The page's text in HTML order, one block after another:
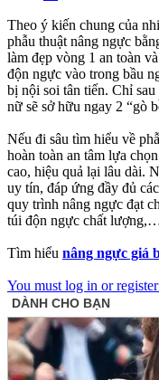
Theo ý kiến chung của
phẫu thuật nâng ngực
làm đẹp vòng 1 an toàn
độn ngực vào trong bầu
bị nội soi tân tiến. Chỉ
nữ sẽ sở hữu ngay 2 “gò
Nếu đi sâu tìm hiểu về
hoàn toàn an tâm lựa
cao, hiệu quả lại lâu dài.
uy tín, đáp ứng đầy đủ
quy trình nâng ngực đạt
túi độn ngực chất
Tìm hiểu nâng ngực giá
You must log in or